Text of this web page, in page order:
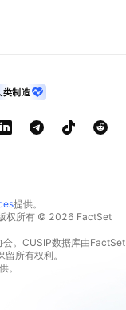
类制造
提供。
权所有 © 2026 FactSet
。CUSIP数据库由FactSet
所有权利。
。